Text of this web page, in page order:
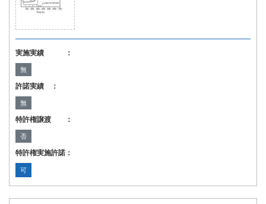
実施実績 ：
無
許諾実績 ：
無
特許権譲渡 ：
否
特許権実施許諾：
可